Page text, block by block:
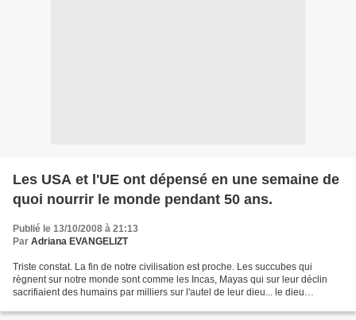
Les USA et l'UE ont dépensé en une semaine de
quoi nourrir le monde pendant 50 ans.
Publié le 13/10/2008 à 21:13
Par Adriana EVANGELIZT
Triste constat. La fin de notre civilisation est proche. Les succubes qui
règnent sur notre monde sont comme les Incas, Mayas qui sur leur déclin
sacrifiaient des humains par milliers sur l'autel de leur dieu... le dieu